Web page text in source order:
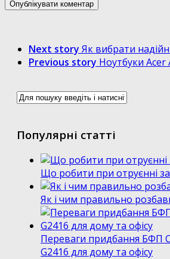
Next story Як вибрати
Previous story Ноутбуки Acer
Популярні статті
Що робити при отруєнні
Як і чим правильно
Переваги придбання БФП
G2416 для дому та офісу